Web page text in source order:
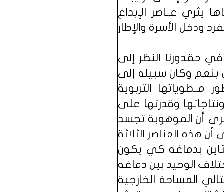
يثري عناصر الإبداع
ودخل الأسرة والإطار
"هل في مقدورنا النظر إلى
وكان سبيله إلى
منطوياتها التربوية
وقدرتها على
ترى أن الموهوبة تجسد
هذه العناصر الثلاثة
بدماغه كي يكون
الوحيد بين دماغه
المساحة الخارجية